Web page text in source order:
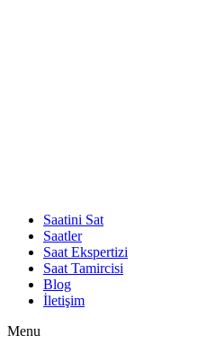
Saatini Sat
Saatler
Saat Ekspertizi
Saat Tamircisi
Blog
İletişim
Menu